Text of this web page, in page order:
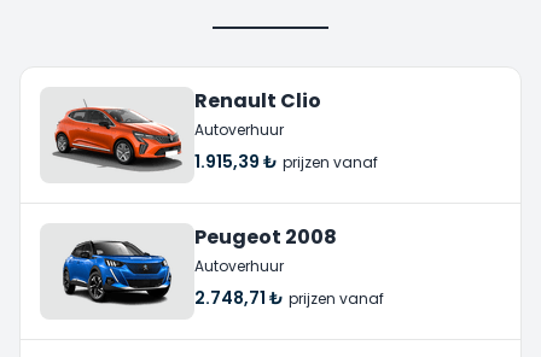
Renault Clio
Autoverhuur
1.915,39 ₺ prijzen vanaf
Peugeot 2008
Autoverhuur
2.748,71 ₺ prijzen vanaf